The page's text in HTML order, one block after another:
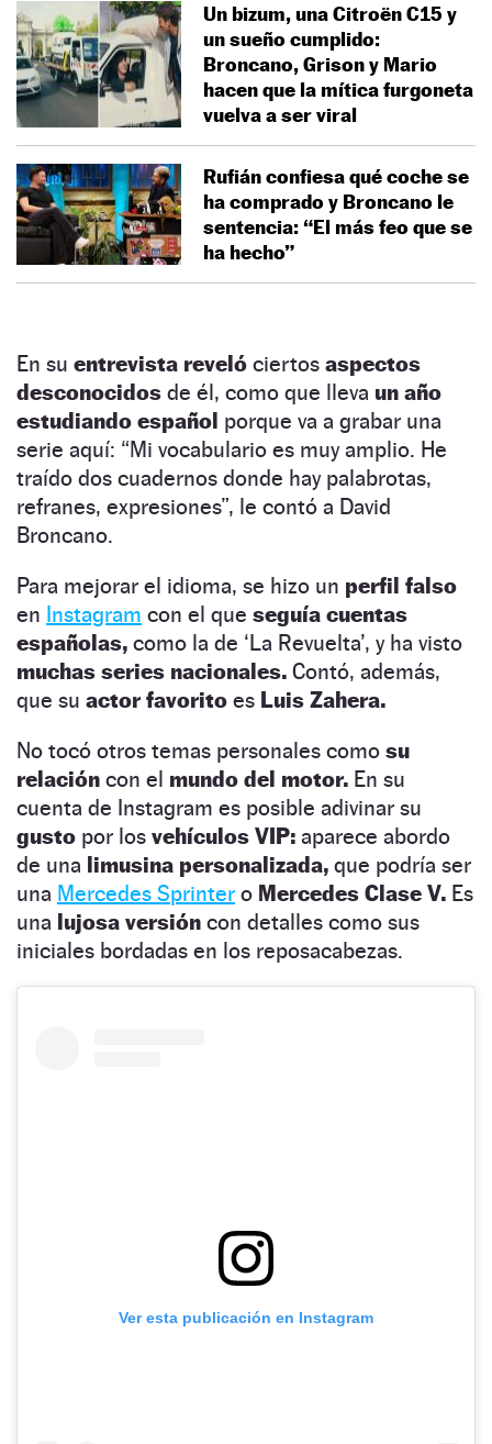
Un bizum, una Citroën C15 y
un sueño cumplido:
Broncano, Grison y Mario
hacen que la mítica furgoneta
vuelva a ser viral
Rufián confiesa qué coche se
ha comprado y Broncano le
sentencia: “El más feo que se
ha hecho”
En su entrevista reveló ciertos aspectos
desconocidos de él, como que lleva un año
estudiando español porque va a grabar una
serie aquí: “Mi vocabulario es muy amplio. He
traído dos cuadernos donde hay palabrotas,
refranes, expresiones”, le contó a David
Broncano.
Para mejorar el idioma, se hizo un perfil falso
en Instagram con el que seguía cuentas
españolas, como la de ‘La Revuelta’, y ha visto
muchas series nacionales. Contó, además,
que su actor favorito es Luis Zahera.
No tocó otros temas personales como su
relación con el mundo del motor. En su
cuenta de Instagram es posible adivinar su
gusto por los vehículos VIP: aparece abordo
de una limusina personalizada, que podría ser
una Mercedes Sprinter o Mercedes Clase V. Es
una lujosa versión con detalles como sus
iniciales bordadas en los reposacabezas.
Ver esta publicación en Instagram